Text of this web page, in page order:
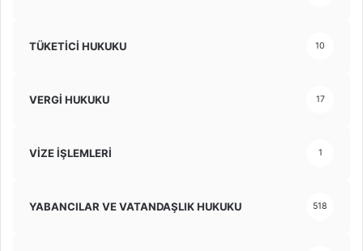
TÜKETİCİ HUKUKU 10
VERGİ HUKUKU 17
VİZE İŞLEMLERİ 1
YABANCILAR VE VATANDAŞLIK HUKUKU 518